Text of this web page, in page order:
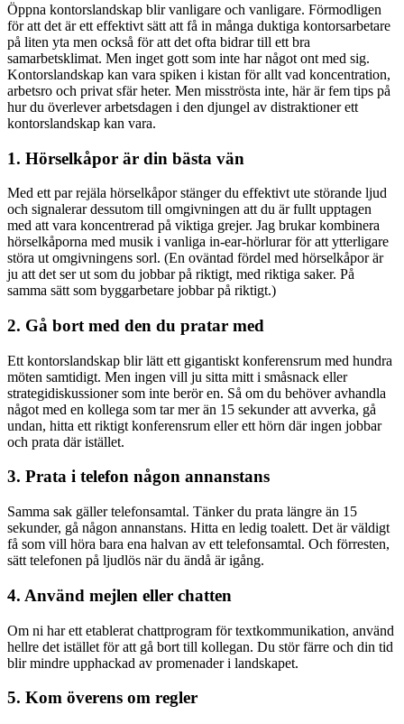
Öppna kontorslandskap blir vanligare och vanligare. Förmodligen
för att det är ett effektivt sätt att få in många duktiga kontorsarbetare
på liten yta men också för att det ofta bidrar till ett bra
samarbetsklimat. Men inget gott som inte har något ont med sig.
Kontorslandskap kan vara spiken i kistan för allt vad koncentration,
arbetsro och privat sfär heter. Men misströsta inte, här är fem tips på
hur du överlever arbetsdagen i den djungel av distraktioner ett
kontorslandskap kan vara.
1. Hörselkåpor är din bästa vän
Med ett par rejäla hörselkåpor stänger du effektivt ute störande ljud
och signalerar dessutom till omgivningen att du är fullt upptagen
med att vara koncentrerad på viktiga grejer. Jag brukar kombinera
hörselkåporna med musik i vanliga in-ear-hörlurar för att ytterligare
störa ut omgivningens sorl. (En oväntad fördel med hörselkåpor är
ju att det ser ut som du jobbar på riktigt, med riktiga saker. På
samma sätt som byggarbetare jobbar på riktigt.)
2. Gå bort med den du pratar med
Ett kontorslandskap blir lätt ett gigantiskt konferensrum med hundra
möten samtidigt. Men ingen vill ju sitta mitt i småsnack eller
strategidiskussioner som inte berör en. Så om du behöver avhandla
något med en kollega som tar mer än 15 sekunder att avverka, gå
undan, hitta ett riktigt konferensrum eller ett hörn där ingen jobbar
och prata där istället.
3. Prata i telefon någon annanstans
Samma sak gäller telefonsamtal. Tänker du prata längre än 15
sekunder, gå någon annanstans. Hitta en ledig toalett. Det är väldigt
få som vill höra bara ena halvan av ett telefonsamtal. Och förresten,
sätt telefonen på ljudlös när du ändå är igång.
4. Använd mejlen eller chatten
Om ni har ett etablerat chattprogram för textkommunikation, använd
hellre det istället för att gå bort till kollegan. Du stör färre och din tid
blir mindre upphackad av promenader i landskapet.
5. Kom överens om regler